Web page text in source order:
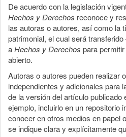
De acuerdo con la legislación
Hechos y Derechos reconoce y
las autoras o autores, así como la
patrimonial, el cual será
aHechos y Derechos para
abierto.
Autoras o autores pueden realizar
independientes y adicionales para
de la versión del artículo publicado
ejemplo, incluirlo en un repositorio
conocer en otros medios en papel
se indique clara y explícitamente